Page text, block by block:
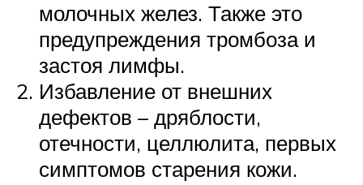
молочных желез. Также это
предупреждения тромбоза и
застоя лимфы.
Избавление от внешних
дефектов – дряблости,
отечности, целлюлита, первых
симптомов старения кожи.